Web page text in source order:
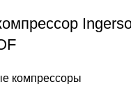
компрессоры